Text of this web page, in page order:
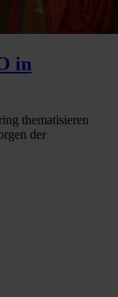
in
thematisieren
der